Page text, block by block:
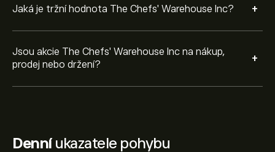
Jaká je tržní hodnota The Chefs' Warehouse Inc? +
Jsou akcie The Chefs' Warehouse Inc na nákup,
prodej nebo držení?
+
Denníukazatele pohybu